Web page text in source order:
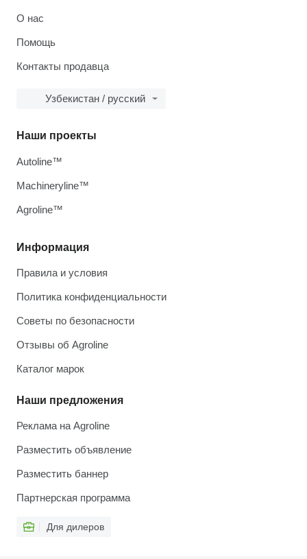
О нас
Помощь
Контакты продавца
Узбекистан / русский
Информация
Правила и условия
Политика конфиденциальности
Советы по безопасности
Отзывы об Agroline
Каталог марок
Наши предложения
Реклама на Agroline
Разместить объявление
Разместить баннер
Партнерская программа
Для дилеров
Наши проекты
Autoline™
Machineryline™
Agroline™